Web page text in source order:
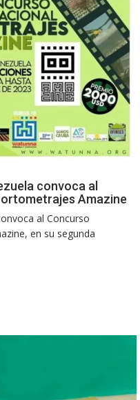
convoca al
Amazine
al Concurso
en su segunda